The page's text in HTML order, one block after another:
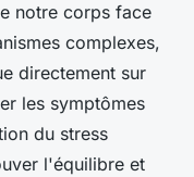
notre corps face
complexes,
directement sur
les symptômes
du stress
l'équilibre et